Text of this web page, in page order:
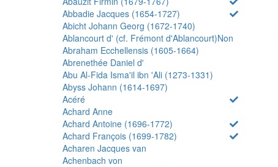
Abbadie Jacques (1654-1727)
Abicht Johann Georg (1672-1740)
Ablancourt d' (cf. Frémont d'Ablancourt)Non
Abraham Ecchellensis (1605-1664)
Abrenethée Daniel d'
Abu Al-Fida Isma'il ibn 'Ali (1273-1331)
Abyss Johann (1614-1697)
Acéré
Achard Anne
Achard Antoine (1696-1772)
Achard François (1699-1782)
Acharen Jacques van
Achenbach von